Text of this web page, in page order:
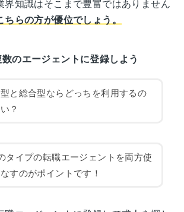
界知識はそこまで豊富ではありません
らの方が優位でしょう。
のエージェントに登録しよう
と総合型ならどっちを利用するの
？
タイプの転職エージェントを両方使
すのがポイントです！